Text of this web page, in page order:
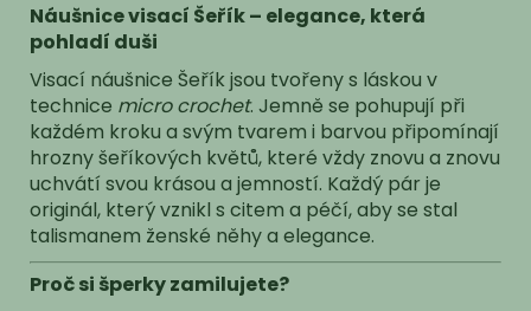
Náušnice visací Šeřík – elegance, která
pohladí duši
Visací náušnice Šeřík jsou tvořeny s láskou v
technice micro crochet. Jemně se pohupují při
každém kroku a svým tvarem i barvou připomínají
hrozny šeříkových květů, které vždy znovu a znovu
uchvátí svou krásou a jemností. Každý pár je
originál, který vznikl s citem a péčí, aby se stal
talismanem ženské něhy a elegance.
Proč si šperky zamilujete?